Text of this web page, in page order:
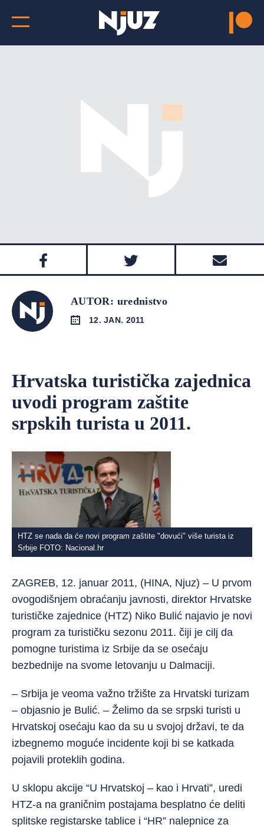
AUTOR: urednistvo
12. JAN. 2011
Hrvatska turistička zajednica
uvodi program zaštite
srpskih turista u 2011.
HTZ se nada da će novi program zaštite "dovući" više turista iz
Srbije FOTO: Nacional.hr
ZAGREB, 12. januar 2011, (HINA, Njuz) – U prvom
ovogodišnjem obraćanju javnosti, direktor Hrvatske
turističke zajednice (HTZ) Niko Bulić najavio je novi
program za turističku sezonu 2011. čiji je cilj da
pomogne turistima iz Srbije da se osećaju
bezbednije na svome letovanju u Dalmaciji.
– Srbija je veoma važno tržište za Hrvatski turizam
– objasnio je Bulić. – Želimo da se srpski turisti u
Hrvatskoj osećaju kao da su u svojoj državi, te da
izbegnemo moguće incidente koji bi se katkada
pojavili proteklih godina.
U sklopu akcije “U Hrvatskoj – kao i Hrvati”, uredi
HTZ-a na graničnim postajama besplatno će deliti
splitske registarske tablice i “HR” nalepnice za